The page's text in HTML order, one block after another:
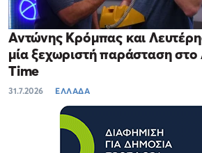
Αντώνης Κρόμπας και
μία ξεχωριστή παράσταση
Time
31.7.2026 ΕΛΛΑΔΑ